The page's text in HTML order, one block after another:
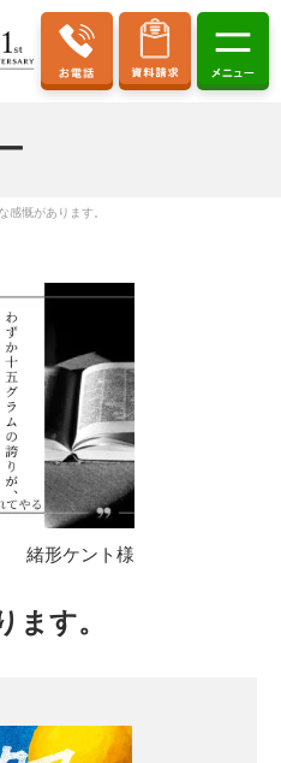
感慨があります。
緒形ケント様
ます。